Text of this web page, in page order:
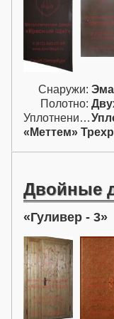
Снаружи:
Полотно:
Уплотнение:
Двойные
Гуливер - 3